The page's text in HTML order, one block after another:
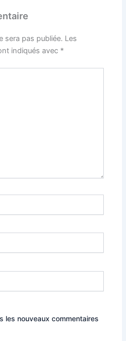
sera pas publiée. Les
indiqués avec *
les nouveaux commentaires